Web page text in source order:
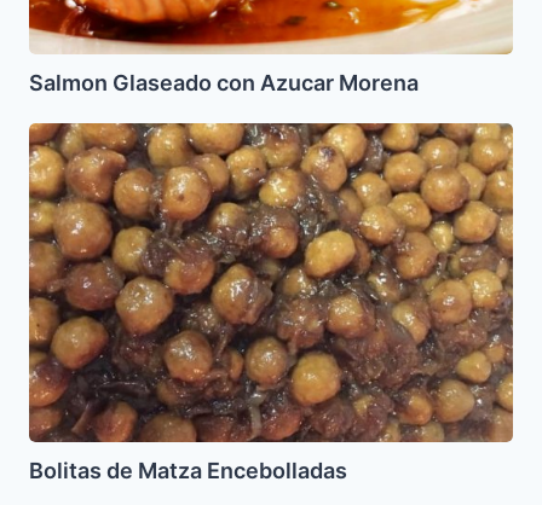
Salmon Glaseado con Azucar Morena
Bolitas
de
Matza
Encebolladas
Bolitas de Matza Encebolladas